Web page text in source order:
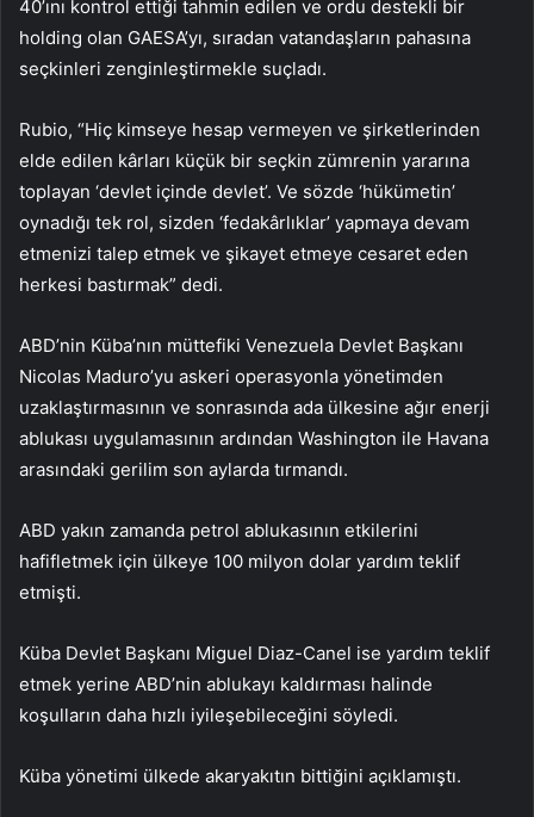
40’ını kontrol ettiği tahmin edilen ve ordu destekli bir
holding olan GAESA’yı, sıradan vatandaşların pahasına
seçkinleri zenginleştirmekle suçladı.
Rubio, “Hiç kimseye hesap vermeyen ve şirketlerinden
elde edilen kârları küçük bir seçkin zümrenin yararına
toplayan ‘devlet içinde devlet’. Ve sözde ‘hükümetin’
oynadığı tek rol, sizden ‘fedakârlıklar’ yapmaya devam
etmenizi talep etmek ve şikayet etmeye cesaret eden
herkesi bastırmak” dedi.
ABD’nin Küba’nın müttefiki Venezuela Devlet Başkanı
Nicolas Maduro’yu askeri operasyonla yönetimden
uzaklaştırmasının ve sonrasında ada ülkesine ağır enerji
ablukası uygulamasının ardından Washington ile Havana
arasındaki gerilim son aylarda tırmandı.
ABD yakın zamanda petrol ablukasının etkilerini
hafifletmek için ülkeye 100 milyon dolar yardım teklif
etmişti.
Küba Devlet Başkanı Miguel Diaz-Canel ise yardım teklif
etmek yerine ABD’nin ablukayı kaldırması halinde
koşulların daha hızlı iyileşebileceğini söyledi.
Küba yönetimi ülkede akaryakıtın bittiğini açıklamıştı.